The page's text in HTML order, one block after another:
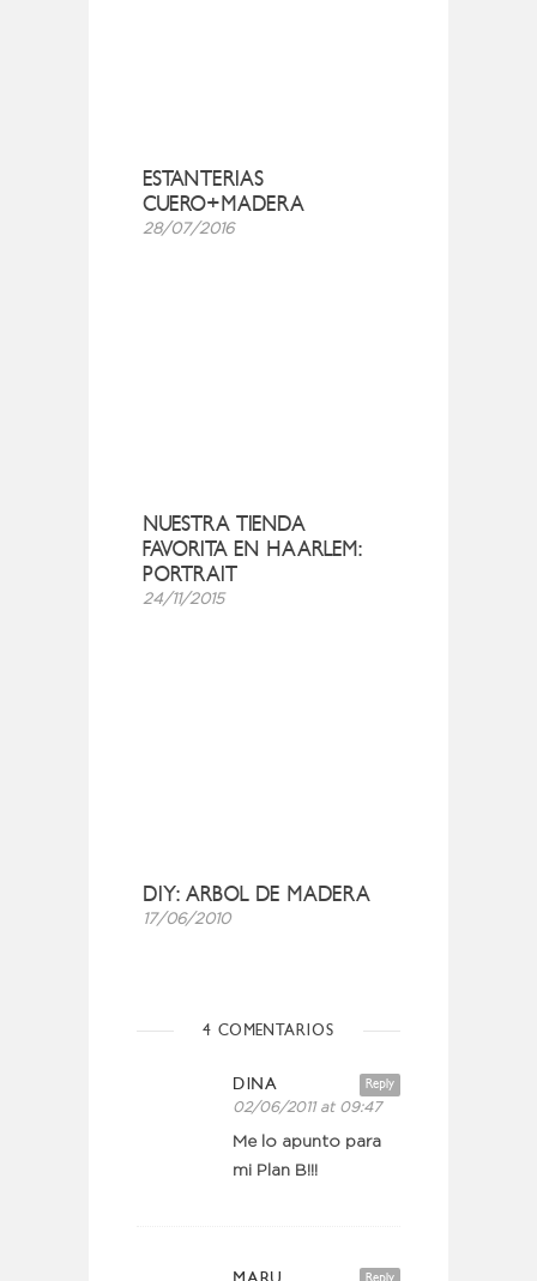
ESTANTERIAS
CUERO+MADERA
28/07/2016
NUESTRA TIENDA
FAVORITA EN HAARLEM:
PORTRAIT
24/11/2015
DIY: ARBOL DE MADERA
17/06/2010
4 COMENTARIOS
Reply
DINA
02/06/2011 at 09:47
Me lo apunto para
mi Plan B!!!
Reply